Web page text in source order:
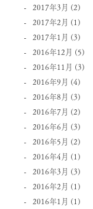
2017年3月 (2)
2017年2月 (1)
2017年1月 (3)
2016年12月 (5)
2016年11月 (3)
2016年9月 (4)
2016年8月 (3)
2016年7月 (2)
2016年6月 (3)
2016年5月 (2)
2016年4月 (1)
2016年3月 (3)
2016年2月 (1)
2016年1月 (1)